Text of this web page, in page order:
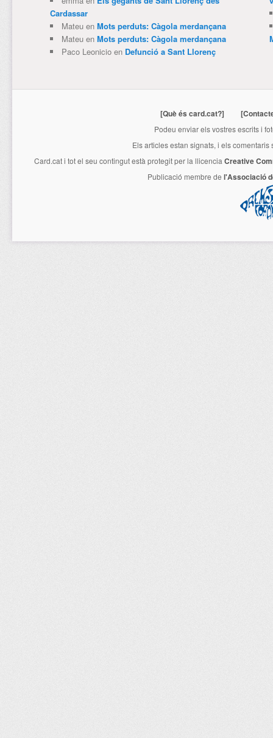
Cardassar
Mateuen Mots perduts: Càgola merdançana
Mateuen Mots perduts: Càgola merdançana
Paco Leonicioen Defunció a Sant Llorenç
[Què és card.cat?]
Podeu enviar els vostres escrits i
Els articles estan signats, i els
Card.cati tot el seu contingut està protegit per la llicenciaCreative
Publicació membre de l'Associació